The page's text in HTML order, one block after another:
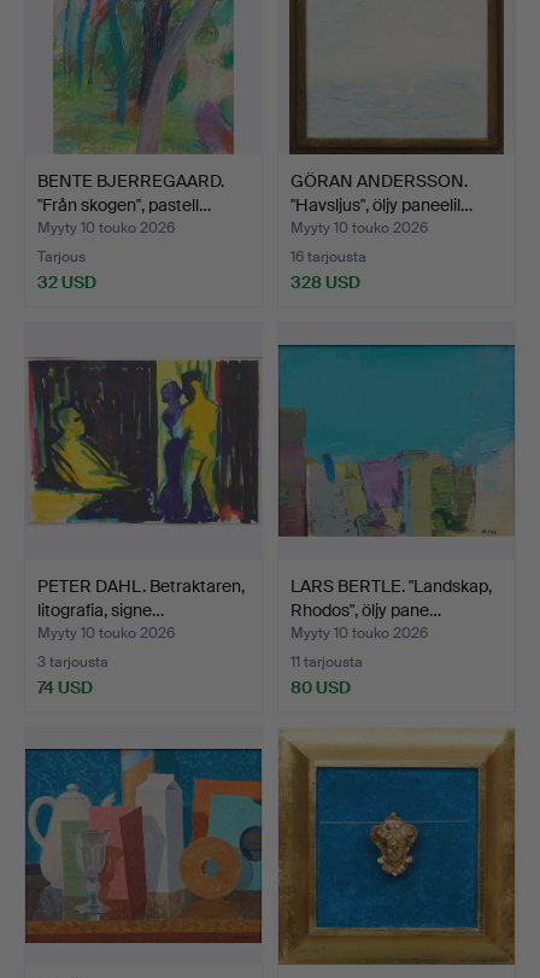
BENTE BJERREGAARD.
"Från skogen", pastell…
Myyty 10 touko 2026
Tarjous
32 USD
GÖRAN ANDERSSON.
"Havsljus", öljy paneelil…
Myyty 10 touko 2026
16 tarjousta
328 USD
PETER DAHL. Betraktaren,
litografia, signe…
Myyty 10 touko 2026
3 tarjousta
74 USD
LARS BERTLE. "Landskap,
Rhodos", öljy pane…
Myyty 10 touko 2026
11 tarjousta
80 USD